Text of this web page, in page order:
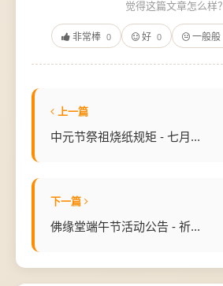
觉得这篇文章怎么样？
非常棒 0 好 0 一般般
上一篇
中元节祭祖烧纸规矩 - 七月...
下一篇
佛缘堂端午节活动公告 - 祈...